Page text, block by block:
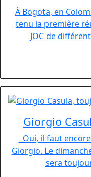
À Bogota, en
tenu la première
JOC de
Giorgio
Oui, il faut
Giorgio. Le
sera